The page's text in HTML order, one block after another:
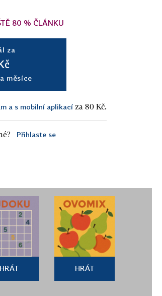
80 % ČLÁNKU
za
měsíce
a s mobilní aplikací za 80 Kč.
Přihlaste se
HRÁT HRÁT